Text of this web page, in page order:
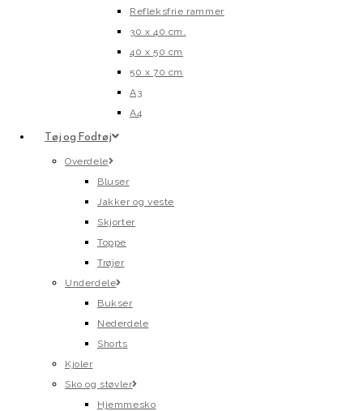
Refleksfrie rammer
30 x 40 cm.
40 x 50 cm
50 x 70 cm
A3
A4
Tøj og Fodtøj
Overdele
Bluser
Jakker og veste
Skjorter
Toppe
Trøjer
Underdele
Bukser
Nederdele
Shorts
Kjoler
Sko og støvler
Hjemmesko